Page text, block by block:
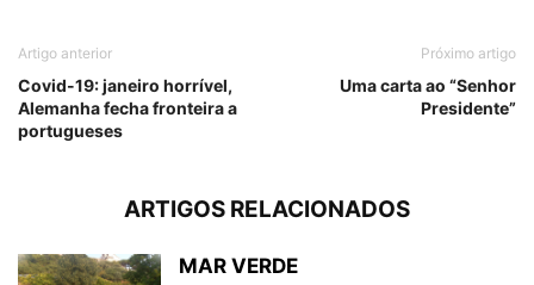
Artigo anterior
Covid-19: janeiro horrível,
Alemanha fecha fronteira a
portugueses
Próximo artigo
Uma carta ao “Senhor
Presidente”
ARTIGOS RELACIONADOS
MAR VERDE